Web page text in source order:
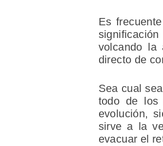
Es
volcando la
directo de
Sea cual
todo de los
evolución,
sirve a la
evacuar el